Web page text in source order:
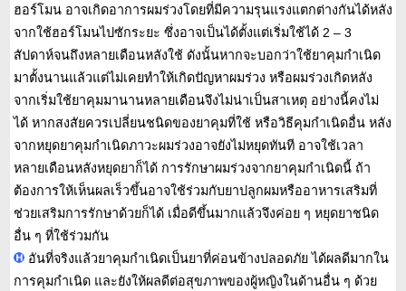
ฮอร์โมน อาจเกิดอาการผมร่วงโดยที่มีความรุนแรงแตกต่างกันได้หลัง
จากใช้ฮอร์โมนไปซักระยะ ซึ่งอาจเป็นได้ตั้งแต่เริ่มใช้ได้ 2 – 3
สัปดาห์จนถึงหลายเดือนหลังใช้ ดังนั้นหากจะบอกว่าใช้ยาคุมกำเนิด
มาตั้งนานแล้วแต่ไม่เคยทำให้เกิดปัญหาผมร่วง หรือผมร่วงเกิดหลัง
จากเริ่มใช้ยาคุมมานานหลายเดือนจึงไม่น่าเป็นสาเหตุ อย่างนี้คงไม่
ได้ หากสงสัยควรเปลี่ยนชนิดของยาคุมที่ใช้ หรือวิธีคุมกำเนิดอื่น หลัง
จากหยุดยาคุมกำเนิดภาวะผมร่วงอาจยังไม่หยุดทันที อาจใช้เวลา
หลายเดือนหลังหยุดยาก็ได้ การรักษาผมร่วงจากยาคุมกำเนิดนี้ ถ้า
ต้องการให้เห็นผลเร็วขึ้นอาจใช้ร่วมกับยาปลูกผมหรืออาหารเสริมที่
ช่วยเสริมการรักษาด้วยก็ได้ เมื่อดีขึ้นมากแล้วจึงค่อย ๆ หยุดยาชนิด
อื่น ๆ ที่ใช้ร่วมกัน
อันที่จริงแล้วยาคุมกำเนิดเป็นยาที่ค่อนข้างปลอดภัย ได้ผลดีมากใน
การคุมกำเนิด และยังให้ผลดีต่อสุขภาพของผู้หญิงในด้านอื่น ๆ ด้วย